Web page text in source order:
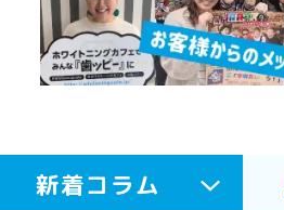
新着コラム